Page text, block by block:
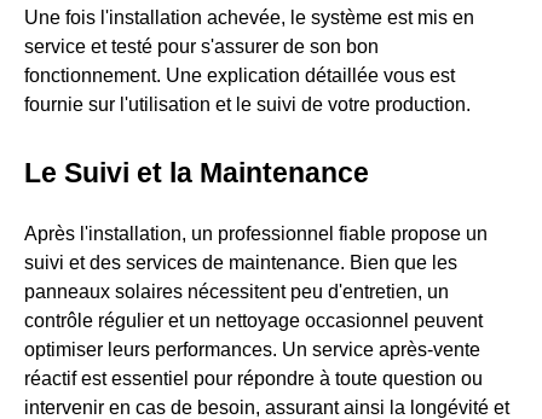
Une fois l'installation achevée, le système est mis en
service et testé pour s'assurer de son bon
fonctionnement. Une explication détaillée vous est
fournie sur l'utilisation et le suivi de votre production.
Le Suivi et la Maintenance
Après l'installation, un professionnel fiable propose un
suivi et des services de maintenance. Bien que les
panneaux solaires nécessitent peu d'entretien, un
contrôle régulier et un nettoyage occasionnel peuvent
optimiser leurs performances. Un service après-vente
réactif est essentiel pour répondre à toute question ou
intervenir en cas de besoin, assurant ainsi la longévité et